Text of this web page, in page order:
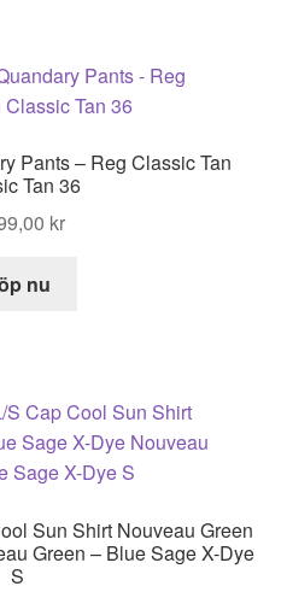
Pants – Reg Classic Tan
Tan 36
kr
nu
Sun Shirt Nouveau Green
Green – Blue Sage X-Dye
S